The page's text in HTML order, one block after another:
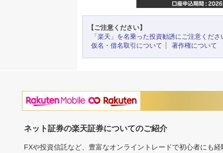
【ご注意ください】
「楽天」を名乗った投資勧誘にご注意くださ
仮名・借名取引について
著作権について
ネット証券の楽天証券についてのご紹介
FXや投資信託など、豊富なオンライントレードで初心者にも